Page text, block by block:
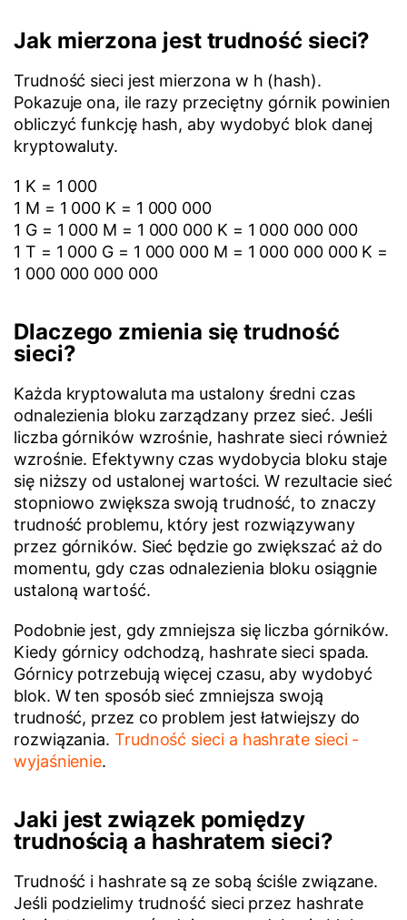
Jak mierzona jest trudność sieci?
Trudność sieci jest mierzona w h (hash).
Pokazuje ona, ile razy przeciętny górnik powinien
obliczyć funkcję hash, aby wydobyć blok danej
kryptowaluty.
1 K = 1 000
1 M = 1 000 K = 1 000 000
1 G = 1 000 M = 1 000 000 K = 1 000 000 000
1 T = 1 000 G = 1 000 000 M = 1 000 000 000 K =
1 000 000 000 000
Dlaczego zmienia się trudność
sieci?
Każda kryptowaluta ma ustalony średni czas
odnalezienia bloku zarządzany przez sieć. Jeśli
liczba górników wzrośnie, hashrate sieci również
wzrośnie. Efektywny czas wydobycia bloku staje
się niższy od ustalonej wartości. W rezultacie sieć
stopniowo zwiększa swoją trudność, to znaczy
trudność problemu, który jest rozwiązywany
przez górników. Sieć będzie go zwiększać aż do
momentu, gdy czas odnalezienia bloku osiągnie
ustaloną wartość.
Podobnie jest, gdy zmniejsza się liczba górników.
Kiedy górnicy odchodzą, hashrate sieci spada.
Górnicy potrzebują więcej czasu, aby wydobyć
blok. W ten sposób sieć zmniejsza swoją
trudność, przez co problem jest łatwiejszy do
rozwiązania. Trudność sieci a hashrate sieci -
wyjaśnienie.
Jaki jest związek pomiędzy
trudnością a hashratem sieci?
Trudność i hashrate są ze sobą ściśle związane.
Jeśli podzielimy trudność sieci przez hashrate